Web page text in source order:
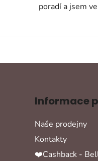
poradí a jsem
Informace
Naše prodejny
Kontakty
❤️Cashback -